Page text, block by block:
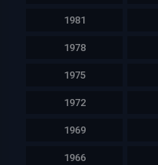
1981
1978
1975
1972
1969
1966